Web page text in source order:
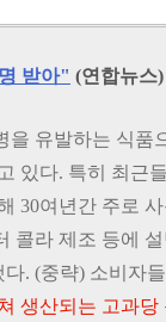
받아" (연합뉴스)
을 유발하는 식품
있다. 특히 최근
30여년간 주로
콜라 제조 등에
. (중략) 소비자들
생산되는 고과당